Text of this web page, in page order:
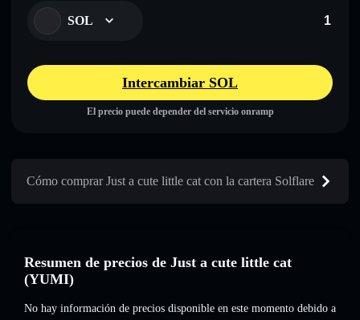
SOL
Intercambiar SOL
El precio puede depender del servicio onramp
Cómo comprar Just a cute little cat con la cartera Solflare
Resumen de precios de Just a cute little cat
(YUMI)
No hay información de precios disponible en este momento debido a